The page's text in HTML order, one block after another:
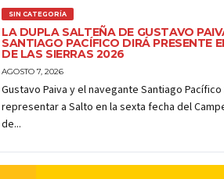
SIN CATEGORÍA
LA DUPLA SALTEÑA DE GUSTAVO
SANTIAGO PACÍFICO DIRÁ PRESENTE
DE LAS SIERRAS 2026
AGOSTO 7, 2026
Gustavo Paiva y el navegante Santiago
representar a Salto en la sexta fecha del
de...